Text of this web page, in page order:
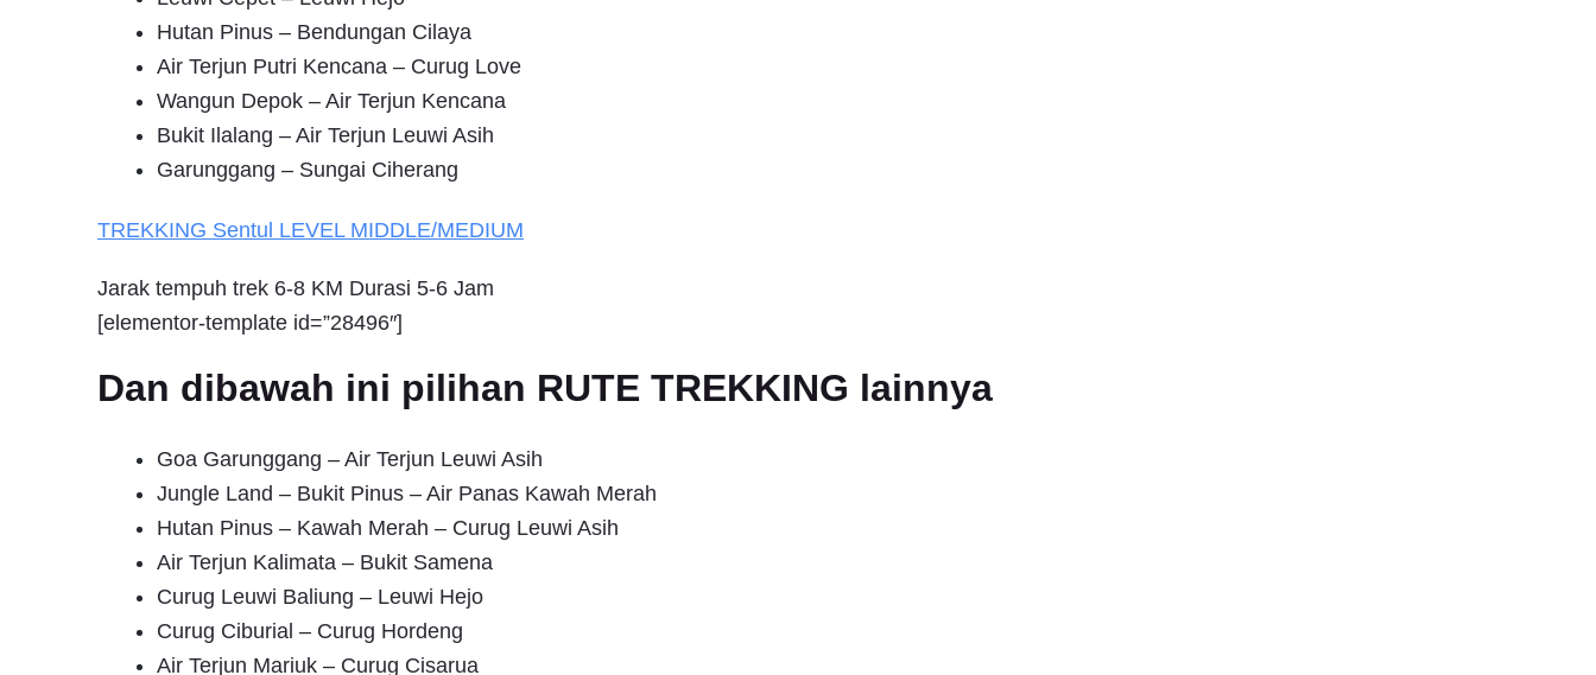
Hutan Pinus – Bendungan Cilaya
Air Terjun Putri Kencana – Curug Love
Wangun Depok – Air Terjun Kencana
Bukit Ilalang – Air Terjun Leuwi Asih
Garunggang – Sungai Ciherang
TREKKING Sentul LEVEL MIDDLE/MEDIUM
Jarak tempuh trek 6-8 KM Durasi 5-6 Jam
[elementor-template id=”28496″]
Dan dibawah ini pilihan RUTE TREKKING lainnya
Goa Garunggang – Air Terjun Leuwi Asih
Jungle Land – Bukit Pinus – Air Panas Kawah Merah
Hutan Pinus – Kawah Merah – Curug Leuwi Asih
Air Terjun Kalimata – Bukit Samena
Curug Leuwi Baliung – Leuwi Hejo
Curug Ciburial – Curug Hordeng
Air Terjun Mariuk – Curug Cisarua